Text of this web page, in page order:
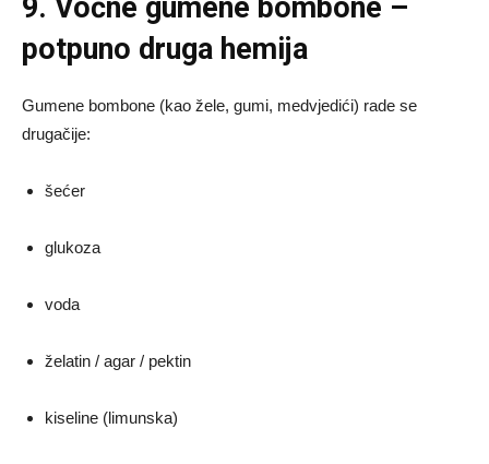
9. Voćne gumene bombone –
potpuno druga hemija
Gumene bombone (kao žele, gumi, medvjedići) rade se
drugačije:
šećer
glukoza
voda
želatin / agar / pektin
kiseline (limunska)